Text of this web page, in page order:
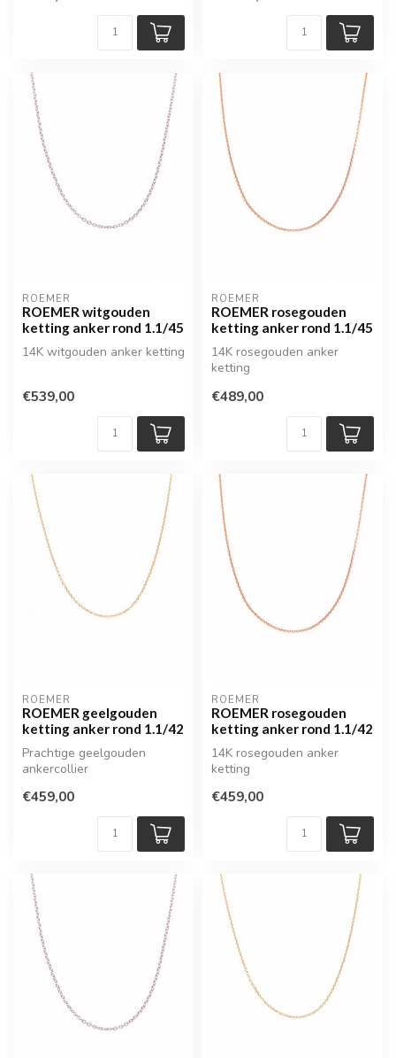
ROEMER
ROEMER witgouden
ketting anker rond 1.1/45
14K witgouden anker ketting
€539,00
ROEMER
ROEMER rosegouden
ketting anker rond 1.1/45
14K rosegouden anker
ketting
€489,00
ROEMER
ROEMER geelgouden
ketting anker rond 1.1/42
Prachtige geelgouden
ankercollier
€459,00
ROEMER
ROEMER rosegouden
ketting anker rond 1.1/42
14K rosegouden anker
ketting
€459,00